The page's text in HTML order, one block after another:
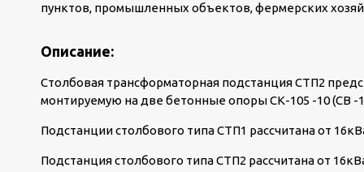
пунктов, промышленных объектов, фермерских
Описание:
Столбовая трансформаторная подстанция СТП2
монтируемую на две бетонные опоры СК-105 -10 (СВ -
Подстанции столбового типа СТП1 рассчитана от
Подстанция столбового типа СТП2 рассчитана от